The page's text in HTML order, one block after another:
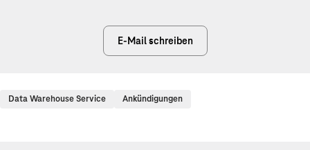
E-Mail schreiben
Data Warehouse Service Ankündigungen